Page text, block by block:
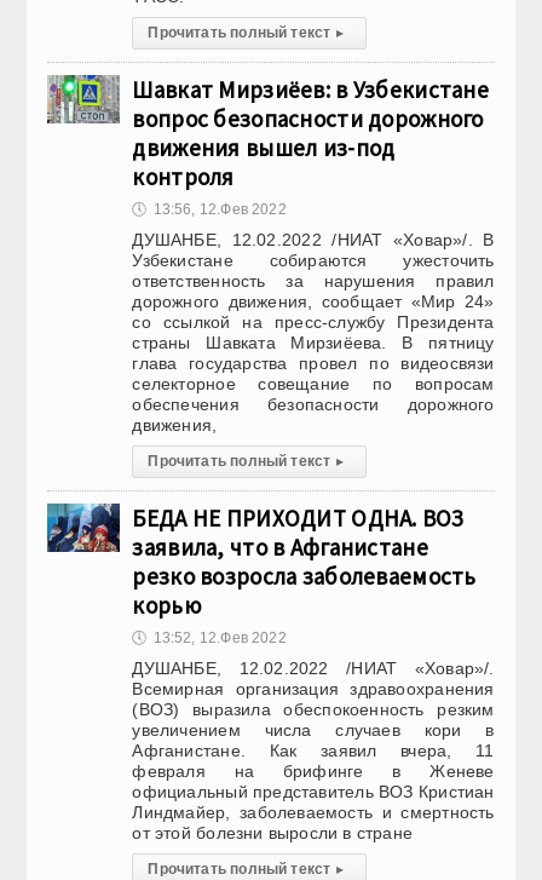
Прочитать полный текст ▸
Шавкат Мирзиёев: в Узбекистане
вопрос безопасности дорожного
движения вышел из-под
контроля
🕔 13:56, 12.Фев 2022
ДУШАНБЕ, 12.02.2022 /НИАТ «Ховар»/. В
Узбекистане собираются ужесточить
ответственность за нарушения правил
дорожного движения, сообщает «Мир 24»
со ссылкой на пресс-службу Президента
страны Шавката Мирзиёева. В пятницу
глава государства провел по видеосвязи
селекторное совещание по вопросам
обеспечения безопасности дорожного
движения,
Прочитать полный текст ▸
БЕДА НЕ ПРИХОДИТ ОДНА. ВОЗ
заявила, что в Афганистане
резко возросла заболеваемость
корью
🕔 13:52, 12.Фев 2022
ДУШАНБЕ, 12.02.2022 /НИАТ «Ховар»/.
Всемирная организация здравоохранения
(ВОЗ) выразила обеспокоенность резким
увеличением числа случаев кори в
Афганистане. Как заявил вчера, 11
февраля на брифинге в Женеве
официальный представитель ВОЗ Кристиан
Линдмайер, заболеваемость и смертность
от этой болезни выросли в стране
Прочитать полный текст ▸